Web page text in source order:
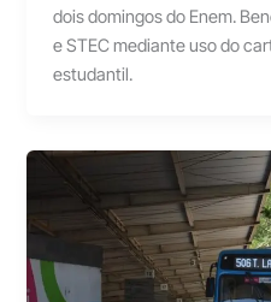
dois domingos do Enem.
e STEC mediante uso do
estudantil.